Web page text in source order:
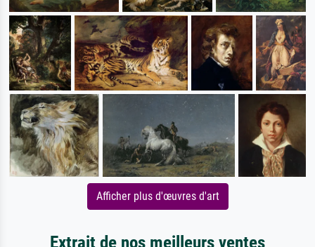
Afficher plus d'œuvres d'art
Extrait de nos meilleurs ventes